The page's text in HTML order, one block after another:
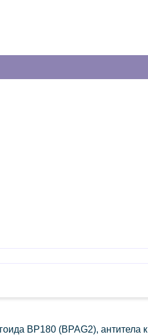
BP180 (BPAG2), антитела